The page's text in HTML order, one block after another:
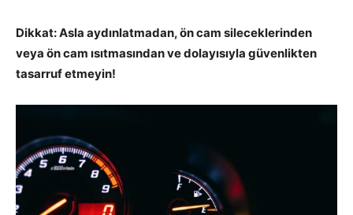
Dikkat: Asla aydınlatmadan, ön cam sileceklerinden
veya ön cam ısıtmasından ve dolayısıyla güvenlikten
tasarruf etmeyin!